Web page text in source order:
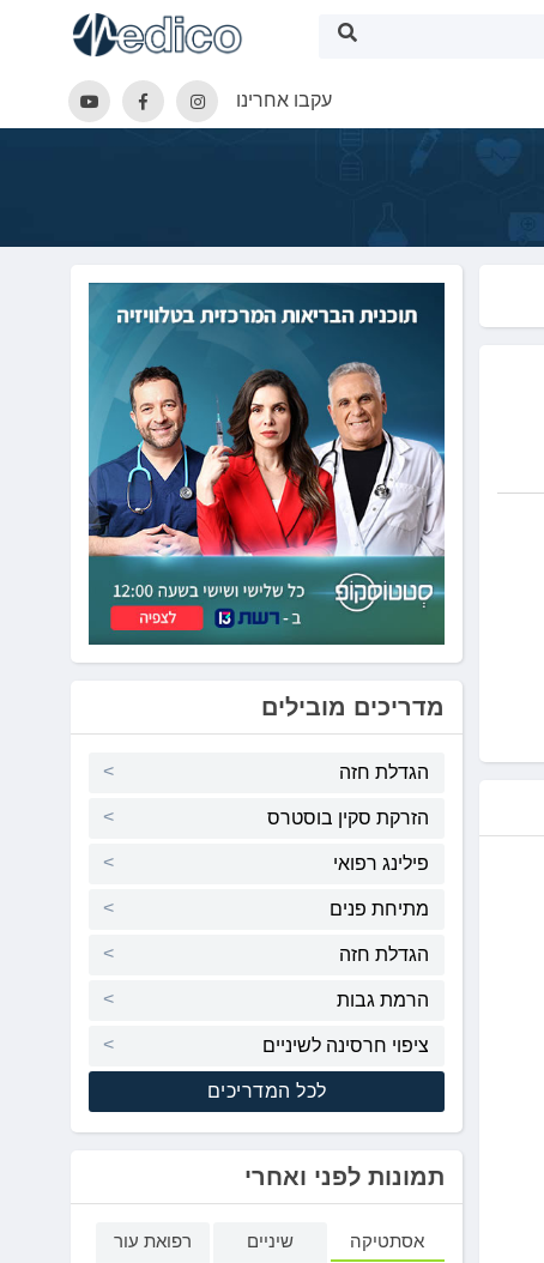
עקבו אחרינו
מדריכים מובילים
הגדלת חזה
הזרקת סקין בוסטרס
פילינג רפואי
מתיחת פנים
הגדלת חזה
הרמת גבות
ציפוי חרסינה לשיניים
לכל המדריכים
תמונות לפני ואחרי
אסתטיקה שיניים רפואת עור